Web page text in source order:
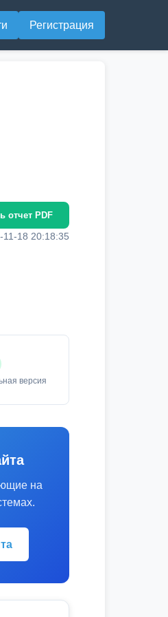
Регистрация
отчет PDF
11-18 20:18:35
версия
на